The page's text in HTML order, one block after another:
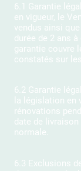
6.1 Garantie
en vigueur, le
vendus ainsi
durée de 2 ans
garantie couvre
constatés sur
6.2 Garantie
la législation en
rénovations
date de livraison
normale.
6.3 Exclusions